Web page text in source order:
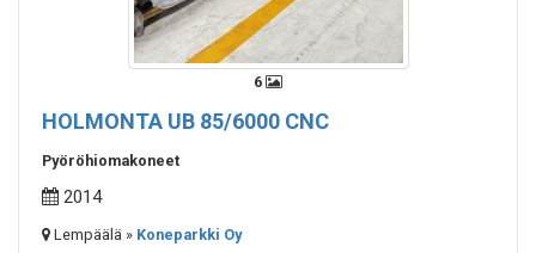
6
HOLMONTA UB 85/6000 CNC
Pyöröhiomakoneet
2014
Lempäälä » Koneparkki Oy